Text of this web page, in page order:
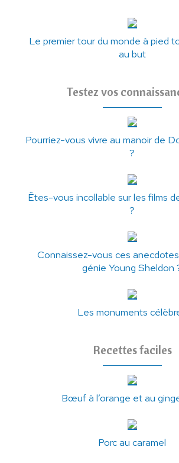
Le premier tour du monde à pied
au but
Testez vos
Pourriez-vous vivre au manoir de
?
Êtes-vous incollable sur les films
?
Connaissez-vous ces
génie Young Sheldon
Les monuments
Recettes faciles
Bœuf à l’orange et au
Porc au caramel